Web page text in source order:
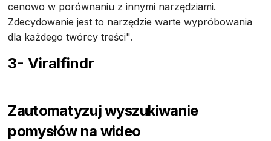
cenowo w porównaniu z innymi narzędziami.
Zdecydowanie jest to narzędzie warte wypróbowania
dla każdego twórcy treści".
3- Viralfindr
Zautomatyzuj wyszukiwanie
pomysłów na wideo